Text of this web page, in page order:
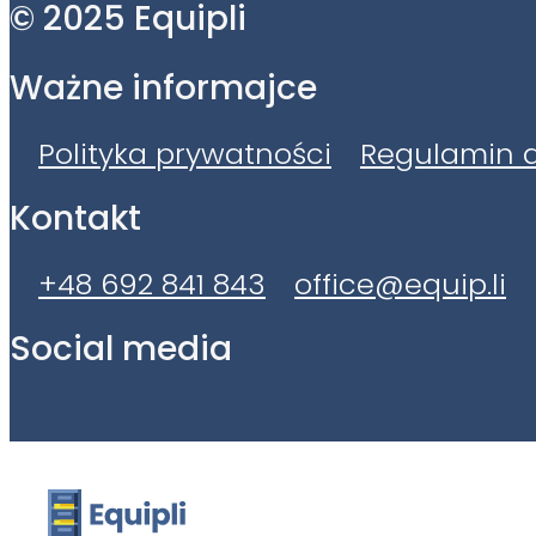
© 2025 Equipli
Ważne informajce
Polityka prywatności Regulamin
Kontakt
+48 692 841 843 office@equip.li
Social media